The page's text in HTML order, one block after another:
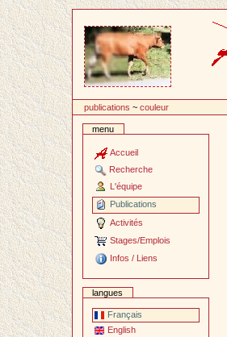
contenu
publications ~couleur
menu
Accueil
Recherche
L'équipe
Publications
Activités
Stages/Emplois
Infos / Liens
langues
Français
English